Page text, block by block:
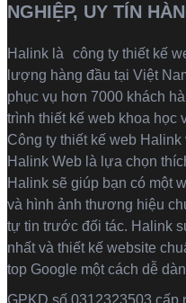
NGHIỆP, UY TÍN
Halink là công ty thiết kế
lượng hàng đầu tại Việt
phục vụ hơn 7000 khách
trình thiết kế web khoa học
Công ty thiết kế web
Halink Web là lựa chọn
Halink sẽ giúp bạn có một
và hình ảnh thương hiệu
tự tin trước đối tác. Halink
nhất và thiết kế website
top Google một cách dễ
GPKD số 0312323503